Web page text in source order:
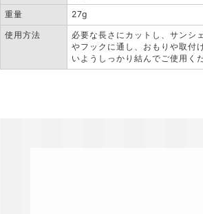
重量
27g
使用方法
必要な長さにカットし、サンシ
やフックに通し、おもりや取付
いようしっかり結んでご使用く